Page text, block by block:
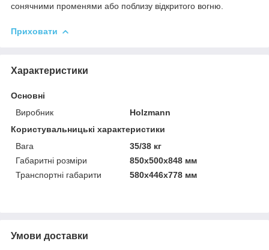
сонячними променями або поблизу відкритого вогню.
Приховати
Характеристики
Основні
Виробник
Holzmann
Користувальницькі характеристики
Вага
35/38 кг
Габаритні розміри
850x500x848 мм
Транспортні габарити
580х446х778 мм
Умови доставки